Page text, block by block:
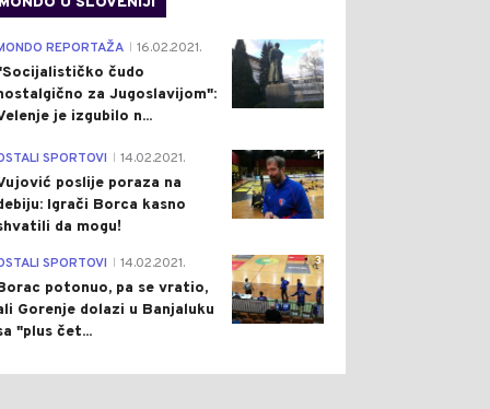
4
REPORTAŽA 16.02.2021.
čudo
za Jugoslavijom":
je izgubilo n...
1
SPORTOVI 14.02.2021.
poslije poraza na
Igrači Borca kasno
da mogu!
3
SPORTOVI 14.02.2021.
potonuo, pa se vratio,
Gorenje dolazi u Banjaluku
"plus čet...